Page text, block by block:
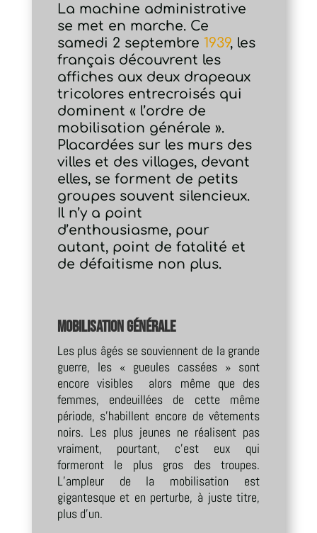
La machine administrative
se met en marche. Ce
samedi 2 septembre 1939, les
français découvrent les
affiches aux deux drapeaux
tricolores entrecroisés qui
dominent « l’ordre de
mobilisation générale ».
Placardées sur les murs des
villes et des villages, devant
elles, se forment de petits
groupes souvent silencieux.
Il n’y a point
d’enthousiasme, pour
autant, point de fatalité et
de défaitisme non plus.
Mobilisation générale
Les plus âgés se souviennent de la grande
guerre, les « gueules cassées » sont
encore visibles alors même que des
femmes, endeuillées de cette même
période, s’habillent encore de vêtements
noirs. Les plus jeunes ne réalisent pas
vraiment, pourtant, c’est eux qui
formeront le plus gros des troupes.
L’ampleur de la mobilisation est
gigantesque et en perturbe, à juste titre,
plus d’un.